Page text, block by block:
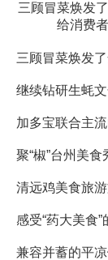
三顾冒菜焕发
给消费
三顾冒菜焕发
继续钻研生蚝
加多宝联合主
聚“椒”台州美食
清远鸡美食旅
感受“药大美食
兼容并蓄的平